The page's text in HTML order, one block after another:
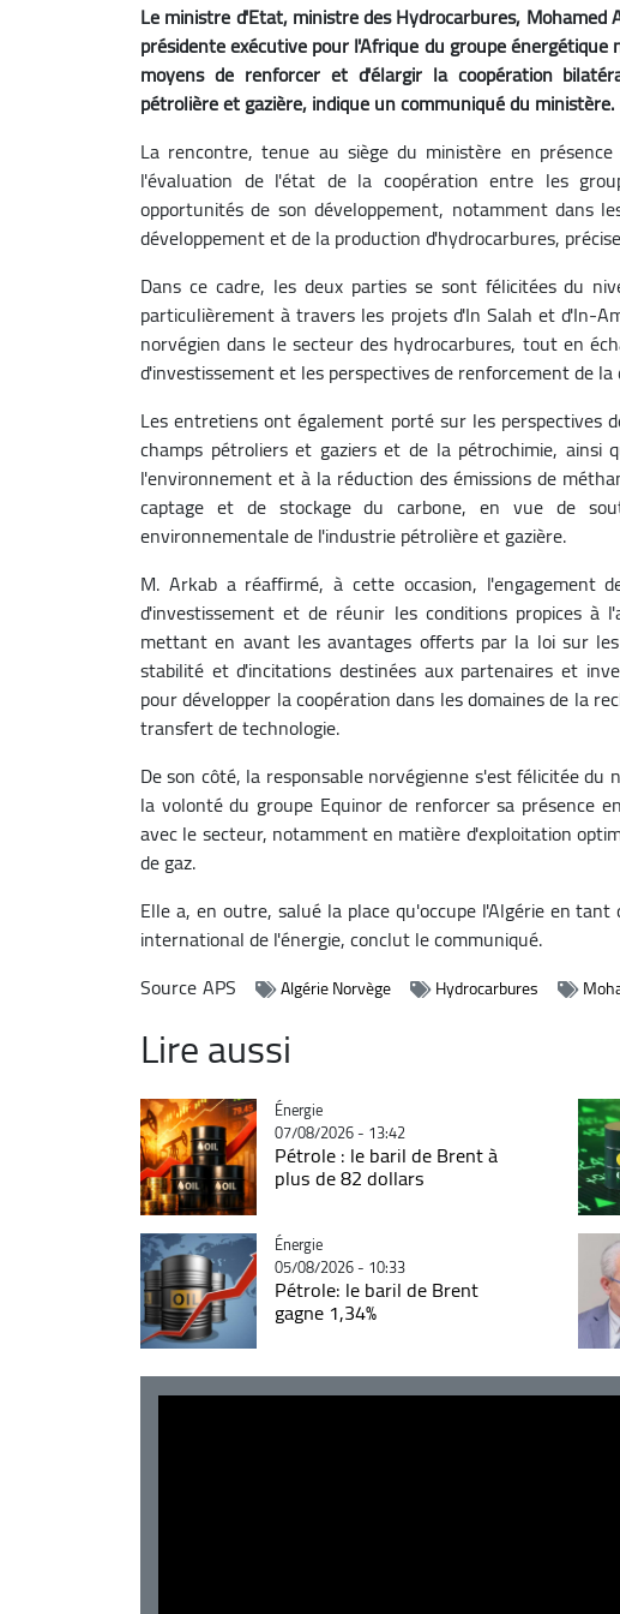
Le ministre d'Etat, ministre des Hydrocarbures,
présidente exécutive pour l'Afrique du groupe
moyens de renforcer et d'élargir la coopération
pétrolière et gazière, indique un communiqué du ministère.
La rencontre, tenue au siège du ministère en
l'évaluation de l'état de la coopération entre les
opportunités de son développement, notamment dans
développement et de la production d'hydrocarbures,
Dans ce cadre, les deux parties se sont félicitées du
particulièrement à travers les projets d'In Salah et d'In-
norvégien dans le secteur des hydrocarbures, tout en
d'investissement et les perspectives de renforcement de
Les entretiens ont également porté sur les perspectives
champs pétroliers et gaziers et de la pétrochimie,
l'environnement et à la réduction des émissions de
captage et de stockage du carbone, en vue de
environnementale de l'industrie pétrolière et gazière.
M. Arkab a réaffirmé, à cette occasion, l'engagement
d'investissement et de réunir les conditions propices
mettant en avant les avantages offerts par la loi sur
stabilité et d'incitations destinées aux partenaires et
pour développer la coopération dans les domaines de la
transfert de technologie.
De son côté, la responsable norvégienne s'est félicitée
la volonté du groupe Equinor de renforcer sa présence
avec le secteur, notamment en matière d'exploitation
de gaz.
Elle a, en outre, salué la place qu'occupe l'Algérie en
international de l'énergie, conclut le communiqué.
SourceAPS Algérie Norvège Hydrocarbures
Lire aussi
Catégorie
Énergie
07/08/2026 - 13:42
Pétrole : le baril de Brent à
plus de 82 dollars
Catégorie
Énergie
05/08/2026 - 10:33
Pétrole: le baril de Brent
gagne 1,34%